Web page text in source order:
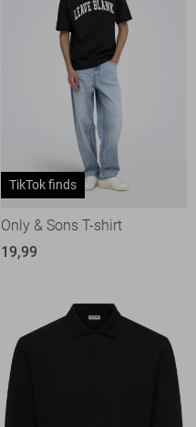
TikTok finds
Only & Sons T-shirt
19,99